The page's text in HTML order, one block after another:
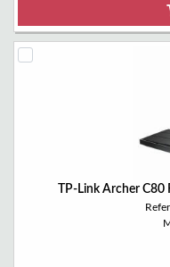
TP-Link Archer